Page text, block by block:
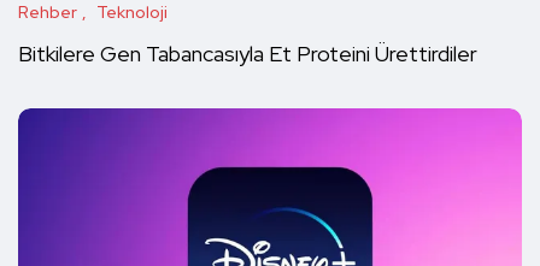
Rehber Teknoloji
Bitkilere Gen Tabancasıyla Et Proteini Ürettirdiler